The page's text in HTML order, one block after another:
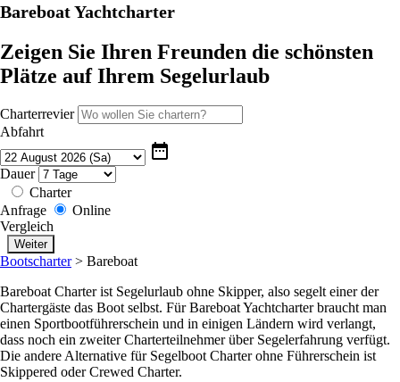
Bareboat Yachtcharter
Zeigen Sie Ihren Freunden die schönsten
Plätze auf Ihrem Segelurlaub
Charterrevier
Abfahrt
date_range
Dauer
Charter
Anfrage
Online
Vergleich
Bootscharter> Bareboat
Bareboat Charter ist Segelurlaub ohne Skipper, also segelt einer der
Chartergäste das Boot selbst. Für Bareboat Yachtcharter braucht man
einen Sportbootführerschein und in einigen Ländern wird verlangt,
dass noch ein zweiter Charterteilnehmer über Segelerfahrung verfügt.
Die andere Alternative für Segelboot Charter ohne Führerschein ist
Skippered oder Crewed Charter.